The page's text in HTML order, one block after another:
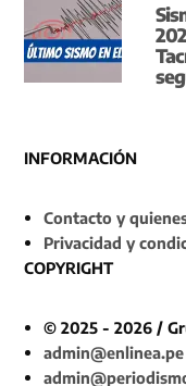
INFORMACIÓN
Contacto y
Privacidad y
COPYRIGHT
© 2025 - 2026 /
admin@enlinea.pe